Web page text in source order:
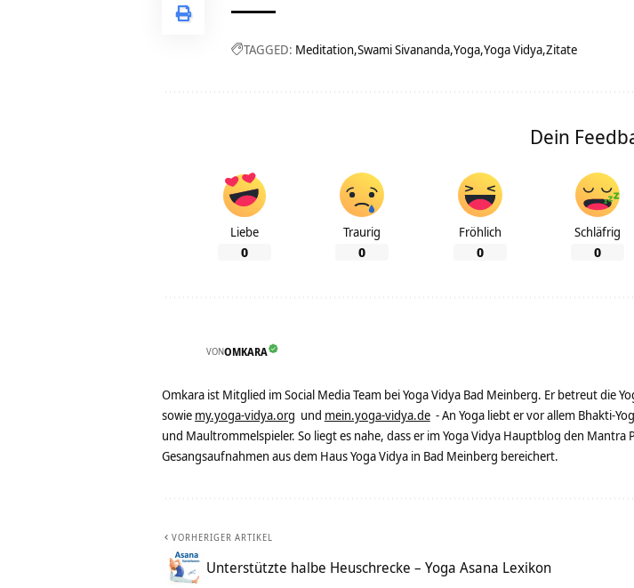
TAGGED: Meditation Swami Sivananda Yoga Yoga Vidya Zitate
Dein
Liebe
0
Traurig
0
Fröhlich
0
Schläfrig
0
VONOMKARA
Omkara ist Mitglied im Social Media Team bei Yoga Vidya Bad Meinberg. Er betreut die
sowie my.yoga-vidya.org und mein.yoga-vidya.de - An Yoga liebt er vor allem Bhakti-
und Maultrommelspieler. So liegt es nahe, dass er im Yoga Vidya Hauptblog den
Gesangsaufnahmen aus dem Haus Yoga Vidya in Bad Meinberg bereichert.
VORHERIGER ARTIKEL
Unterstützte halbe Heuschrecke – Yoga Asana Lexikon